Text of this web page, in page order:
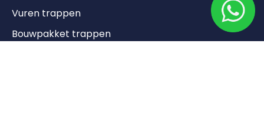
Vuren trappen
Bouwpakket trappen